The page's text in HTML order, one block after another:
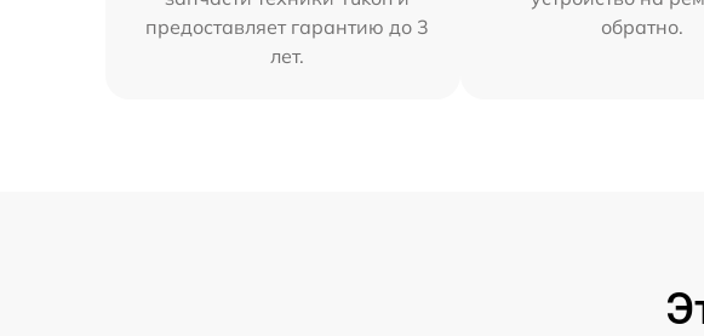
предоставляет гарантию до 3
лет.
обратно.